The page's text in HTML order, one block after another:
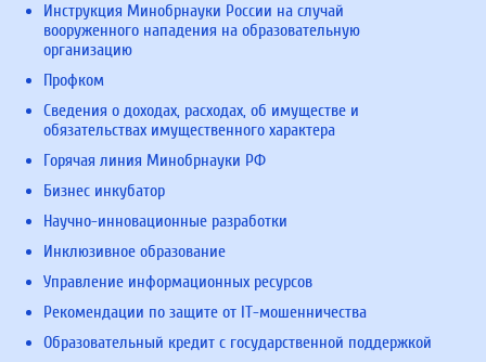
Инструкция Минобрнауки России на случай
вооруженного нападения на образовательную
организацию
Профком
Сведения о доходах, расходах, об имуществе и
обязательствах имущественного характера
Горячая линия Минобрнауки РФ
Бизнес инкубатор
Научно-инновационные разработки
Инклюзивное образование
Управление информационных ресурсов
Рекомендации по защите от IT-мошенничества
Образовательный кредит с государственной поддержкой